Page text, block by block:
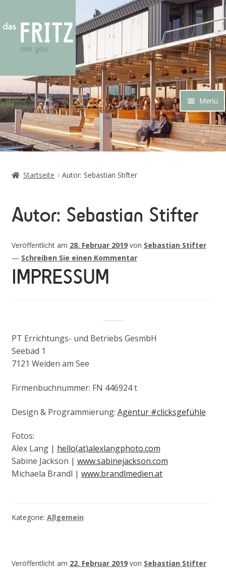
Navigation
springen
Inhalt
springen
Menü
Startseite Autor: Sebastian Stifter
Autor: Sebastian Stifter
Veröffentlicht am 28. Februar 2019 von Sebastian Stifter
— Schreiben Sie einen Kommentar
IMPRESSUM
PT Errichtungs- und Betriebs GesmbH
Seebad 1
7121 Weiden am See
Firmenbuchnummer: FN 446924 t
Design & Programmierung: Agentur #clicksgefühle
Fotos:
Alex Lang | hello(at)alexlangphoto.com
Sabine Jackson | www.sabinejackson.com
Michaela Brandl | www.brandlmedien.at
Kategorie: Allgemein
Veröffentlicht am 22. Februar 2019 von Sebastian Stifter